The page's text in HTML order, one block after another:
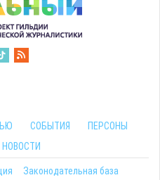
СОБЫТИЯ
ПЕРСОНЫ
НОВОСТИ
Законодательная база